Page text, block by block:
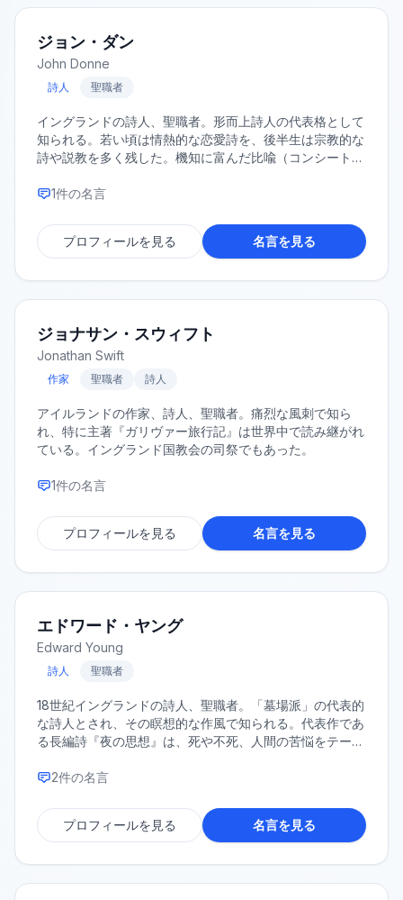
ジョン・ダン
John Donne
詩人 聖職者
イングランドの詩人、聖職者。形而上詩人の代表格として
知られる。若い頃は情熱的な恋愛詩を、後半生は宗教的な
詩や説教を多く残した。機知に富んだ比喩（コンシート）
てはあらず」や「誰がために鐘は鳴る」といった有名なフ
1件の名言
プロフィールを見る 名言を見る
ジョナサン・スウィフト
Jonathan Swift
作家 聖職者 詩人
アイルランドの作家、詩人、聖職者。痛烈な風刺で知ら
れ、特に主著『ガリヴァー旅行記』は世界中で読み継がれ
ている。イングランド国教会の司祭でもあった。
1件の名言
プロフィールを見る 名言を見る
エドワード・ヤング
Edward Young
詩人 聖職者
18世紀イングランドの詩人、聖職者。「墓場派」の代表的
な詩人とされ、その瞑想的な作風で知られる。代表作であ
る長編詩『夜の思想』は、死や不死、人間の苦悩をテーマ
2件の名言
プロフィールを見る 名言を見る